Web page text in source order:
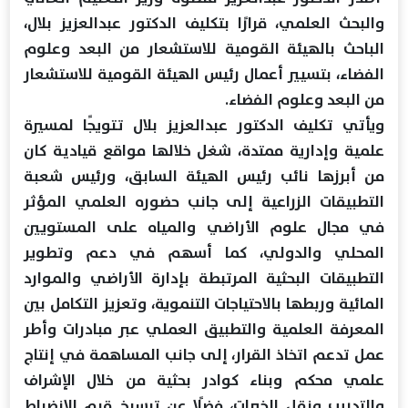
والبحث العلمي، قرارًا بتكليف الدكتور عبدالعزيز بلال،
الباحث بالهيئة القومية للاستشعار من البعد وعلوم
الفضاء، بتسيير أعمال رئيس الهيئة القومية للاستشعار
من البعد وعلوم الفضاء.
ويأتي تكليف الدكتور عبدالعزيز بلال تتويجًا لمسيرة
علمية وإدارية ممتدة، شغل خلالها مواقع قيادية كان
من أبرزها نائب رئيس الهيئة السابق، ورئيس شعبة
التطبيقات الزراعية إلى جانب حضوره العلمي المؤثر
في مجال علوم الأراضي والمياه على المستويين
المحلي والدولي، كما أسهم في دعم وتطوير
التطبيقات البحثية المرتبطة بإدارة الأراضي والموارد
المائية وربطها بالاحتياجات التنموية، وتعزيز التكامل بين
المعرفة العلمية والتطبيق العملي عبر مبادرات وأطر
عمل تدعم اتخاذ القرار، إلى جانب المساهمة في إنتاج
علمي محكم وبناء كوادر بحثية من خلال الإشراف